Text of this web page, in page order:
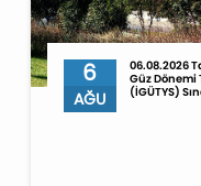
6
AĞU
06.08.2026
Güz Dönemi
(İGÜTYS)